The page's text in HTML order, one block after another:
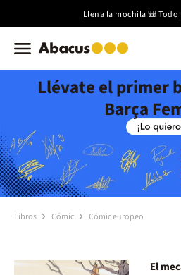
Llena la mochila 🎒
Llévate el primer
Barça
Libros Cómic Cómic europeo
El